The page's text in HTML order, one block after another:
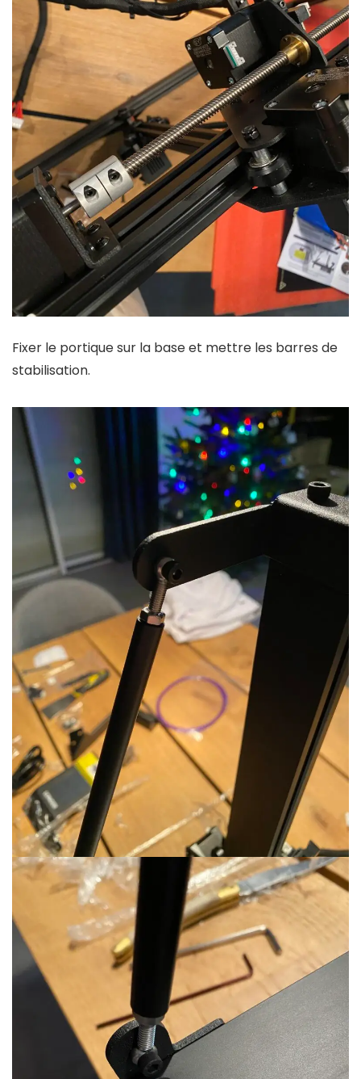
Fixer le portique sur la base et mettre les barres de
stabilisation.